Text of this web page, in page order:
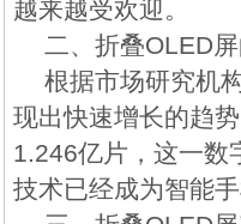
越来越受欢迎。
二、折叠OLED
根据市场研究机
现出快速增长的趋
1.246亿片，这一数
技术已经成为智能